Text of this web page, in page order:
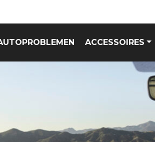
ACCESSOIRES